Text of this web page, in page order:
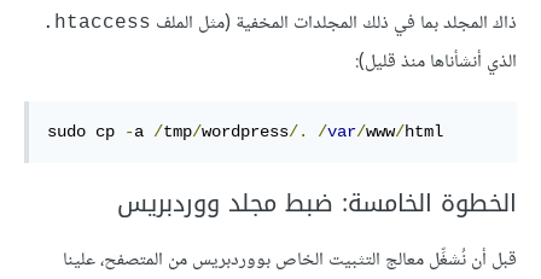
ذاك المجلد بما في ذلك المجلدات المخفية (مثل الملف ‎.htaccess
الذي أنشأناها منذ قليل):
sudo cp -a /tmp/wordpress/. /var/www/html
الخطوة الخامسة: ضبط مجلد ووردبريس
قبل أن نُشغِّل معالج التثبيت الخاص بووردبريس من المتصفح، علينا